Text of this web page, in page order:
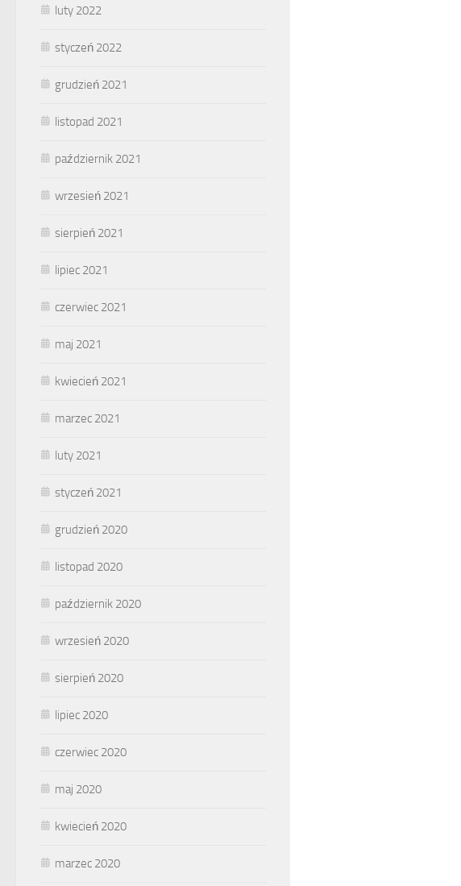
luty 2022
styczeń 2022
grudzień 2021
listopad 2021
październik 2021
wrzesień 2021
sierpień 2021
lipiec 2021
czerwiec 2021
maj 2021
kwiecień 2021
marzec 2021
luty 2021
styczeń 2021
grudzień 2020
listopad 2020
październik 2020
wrzesień 2020
sierpień 2020
lipiec 2020
czerwiec 2020
maj 2020
kwiecień 2020
marzec 2020